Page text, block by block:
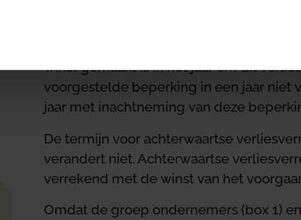
jaar beperkt tot een bedrag van € 1
belastbare winst na aftrek van een
verliezen tot een bedrag van € 1
winst gemaakt is in het jaar om dit
voorgestelde beperking in een jaar niet
jaar met inachtneming van deze
De termijn voor achterwaartse
verandert niet. Achterwaartse
verrekend met de winst van het
Omdat de groep ondernemers (box 1)